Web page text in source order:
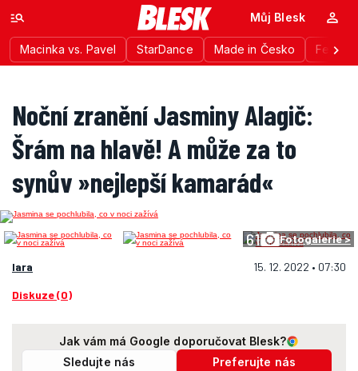
Macinka vs. Pavel StarDance Made in Česko
Můj Blesk
Noční zranění Jasminy Alagič:
Šrám na hlavě! A může za to
synův »nejlepší kamarád«
61 Fotogalerie >
lara 15. 12. 2022 • 07:30
Diskuze (0)
Jak vám má Google doporučovat Blesk?
Sledujte nás
Preferujte nás